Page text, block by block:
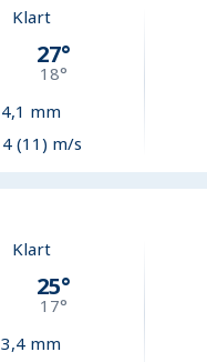
Klart
27°
18°
4,1 mm
4 (11) m/s
Klart
25°
17°
3,4 mm